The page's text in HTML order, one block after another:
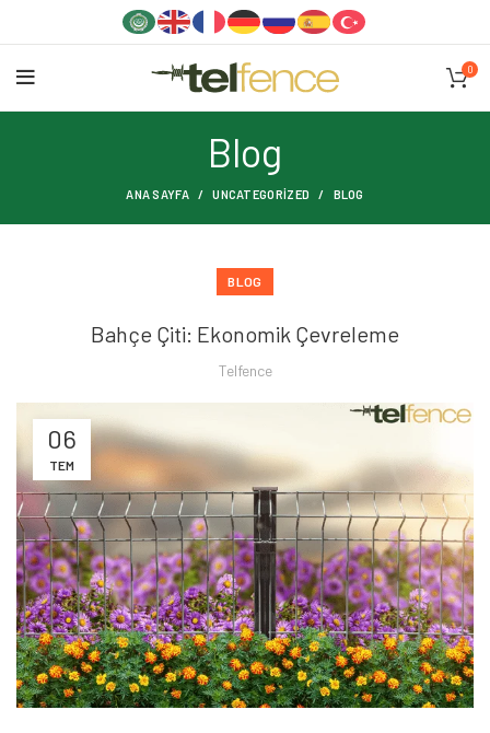
0
Blog
ANA SAYFA UNCATEGORIZED BLOG
BLOG
Bahçe Çiti: Ekonomik Çevreleme
Telfence
06
TEM